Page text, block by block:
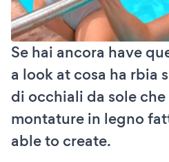
Se hai ancora have
a look at cosa ha rbia
di occhiali da sole
montature in legno
able to create.